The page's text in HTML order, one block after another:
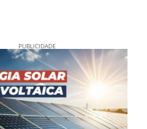
PUBLICIDADE